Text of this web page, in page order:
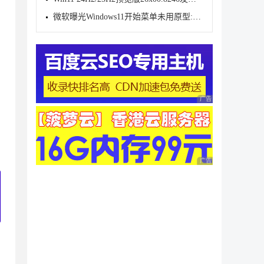
微软曝光Windows11开始菜单未用原型:动态磁贴情怀难消
广告 商业广告，理性
广告 商业广告，理性